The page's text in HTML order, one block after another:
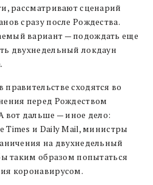
рассматривают сценарий
сразу после Рождества.
вариант — подождать еще
двухнедельный локдаун
сходятся во
перед Рождеством
вот дальше — иное дело:
Times и Daily Mail, министры
на двухнедельный
таким образом попытаться
коронавирусом.